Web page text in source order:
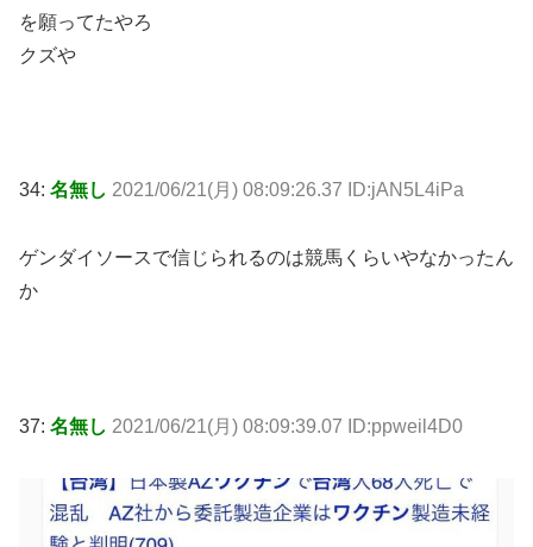
を願ってたやろ
クズや
34: 名無し 2021/06/21(月) 08:09:26.37 ID:jAN5L4iPa
ゲンダイソースで信じられるのは競馬くらいやなかったん
か
37: 名無し 2021/06/21(月) 08:09:39.07 ID:ppweil4D0